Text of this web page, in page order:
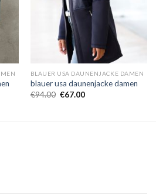
BLAUER USA DAUNENJACKE DAMEN
blauer usa daunenjacke damen
€94.00 €67.00